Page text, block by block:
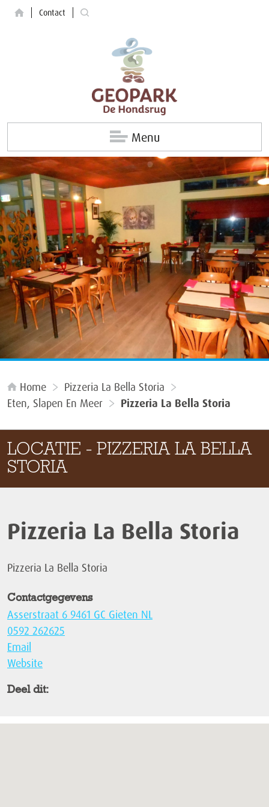
Contact
Menu
Home
Pizzeria La Bella Storia
Eten, Slapen En Meer
Pizzeria La Bella Storia
LOCATIE - PIZZERIA LA BELLA
STORIA
Pizzeria La Bella Storia
Pizzeria La Bella Storia
Contactgegevens
Asserstraat 6 9461 GC Gieten NL
0592 262625
Email
Website
Deel dit: